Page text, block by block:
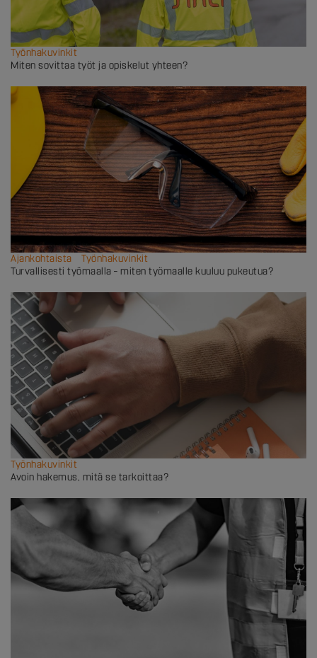
Työnhakuvinkit
Miten sovittaa työt ja opiskelut yhteen?
Ajankohtaista
Työnhakuvinkit
Turvallisesti työmaalla – miten työmaalle kuuluu pukeutua?
Työnhakuvinkit
Avoin hakemus, mitä se tarkoittaa?